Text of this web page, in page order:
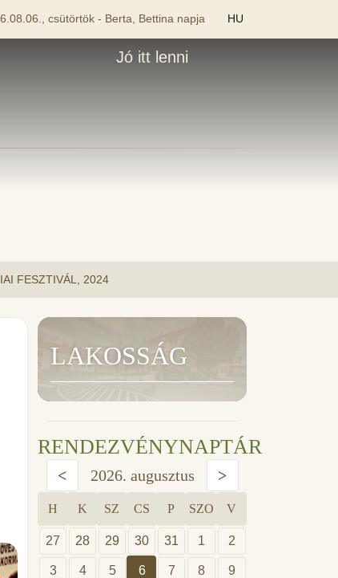
csütörtök - Berta, Bettina napja HU
Jó itt lenni
FESZTIVÁL, 2024
LAKOSSÁG
RENDEZVÉNYNAPTÁR
< 2026. augusztus >
H K SZ CS P SZO V
27 28 29 30 31 1 2
3 4 5 6 7 8 9